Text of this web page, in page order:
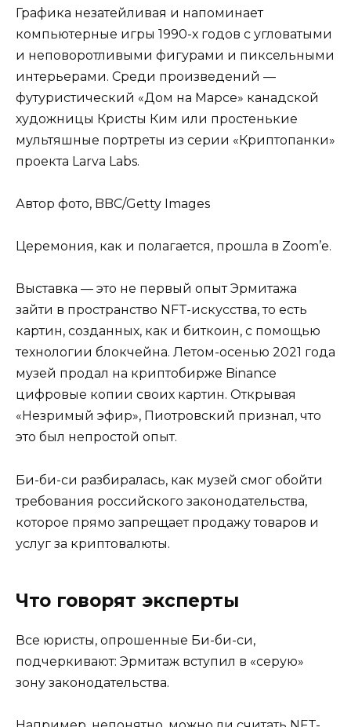
Графика незатейливая и напоминает
компьютерные игры 1990-х годов с угловатыми
и неповоротливыми фигурами и пиксельными
интерьерами. Среди произведений —
футуристический «Дом на Марсе» канадской
художницы Кристы Ким или простенькие
мультяшные портреты из серии «Криптопанки»
проекта Larva Labs.
Автор фото, BBC/Getty Images
Церемония, как и полагается, прошла в Zoom’е.
Выставка — это не первый опыт Эрмитажа
зайти в пространство NFT-искусства, то есть
картин, созданных, как и биткоин, с помощью
технологии блокчейна. Летом-осенью 2021 года
музей продал на криптобирже Binance
цифровые копии своих картин. Открывая
«Незримый эфир», Пиотровский признал, что
это был непростой опыт.
Би-би-си разбиралась, как музей смог обойти
требования российского законодательства,
которое прямо запрещает продажу товаров и
услуг за криптовалюты.
Что говорят эксперты
Все юристы, опрошенные Би-би-си,
подчеркивают: Эрмитаж вступил в «серую»
зону законодательства.